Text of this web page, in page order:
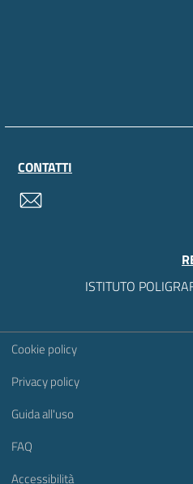
CONTATTI
ISTITUTO
Sezione Link Utili
Cookie policy
Privacy policy
Guida all'uso
FAQ
Accessibilità